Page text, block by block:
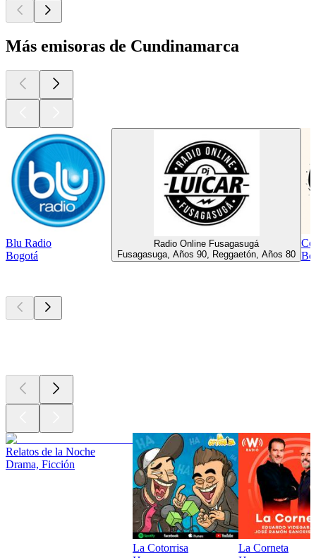
Más emisoras de Cundinamarca
Blu Radio
Bogotá
Radio Online Fusagasugá
Fusagasuga, Años 90, Reggaetón, Años 80
Relatos de la Noche
Drama, Ficción
La Cotorrisa
La Corneta